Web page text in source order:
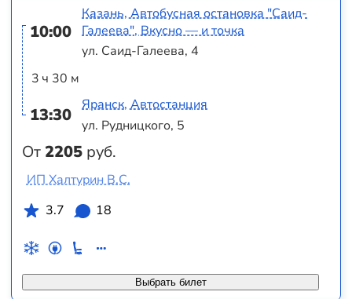
10:00
3 ч 30 м
13:30
От2205 руб.
Казань, Автобусная остановка "Саид-
Галеева", Вкусно — и точка
ул. Саид-Галеева, 4
Яранск, Автостанция
ул. Рудницкого, 5
Выбрать билет
ИП Халтурин В.С.
3.7
18